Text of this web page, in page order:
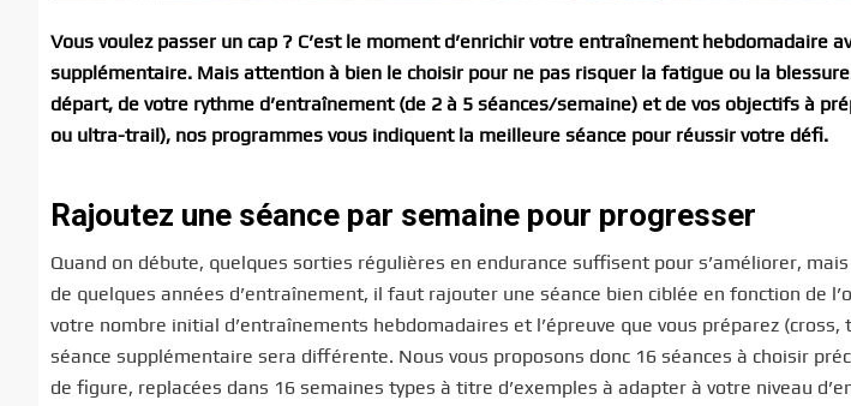
Vous voulez passer un cap ? C’est le moment d’enrichir votre entraînement hebdomadaire
supplémentaire. Mais attention à bien le choisir pour ne pas risquer la fatigue ou la
départ, de votre rythme d’entraînement (de 2 à 5 séances/semaine) et de vos objectifs à
ou ultra-trail), nos programmes vous indiquent la meilleure séance pour réussir votre défi.
Rajoutez une séance par semaine pour progresser
Quand on débute, quelques sorties régulières en endurance suffisent pour s’améliorer,
de quelques années d’entraînement, il faut rajouter une séance bien ciblée en fonction de
votre nombre initial d’entraînements hebdomadaires et l’épreuve que vous préparez
séance supplémentaire sera différente. Nous vous proposons donc 16 séances à choisir
de figure, replacées dans 16 semaines types à titre d’exemples à adapter à votre niveau